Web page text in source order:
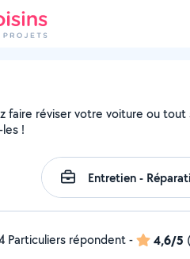
faire réviser votre voiture ou
!
Particuliers répondent- 4,6/5